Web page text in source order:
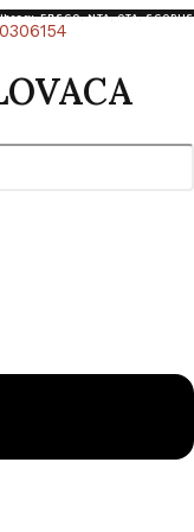
,EBSCO,NTA,OTA,SCOPUS